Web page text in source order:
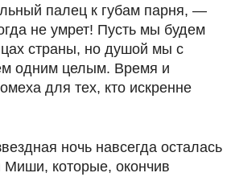
палец к губам парня, —
не умрет! Пусть мы будем
страны, но душой мы с
одним целым. Время и
для тех, кто искренне
ночь навсегда осталась
которые, окончив